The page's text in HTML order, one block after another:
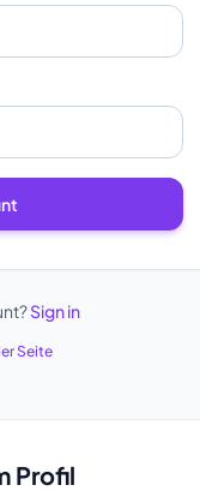
Sign in
Seite
Profil